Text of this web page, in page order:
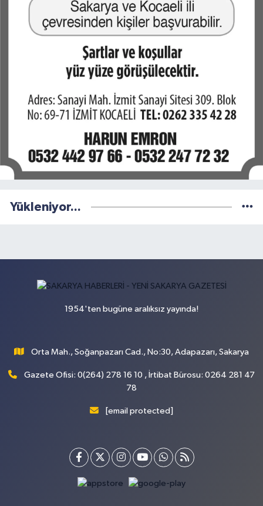
Yükleniyor...
1954'ten bugüne aralıksız yayında!
Orta Mah., Soğanpazarı Cad., No:30, Adapazarı, Sakarya
Gazete Ofisi: 0(264) 278 16 10 , İrtibat Bürosu: 0264 281 47
78
[email protected]